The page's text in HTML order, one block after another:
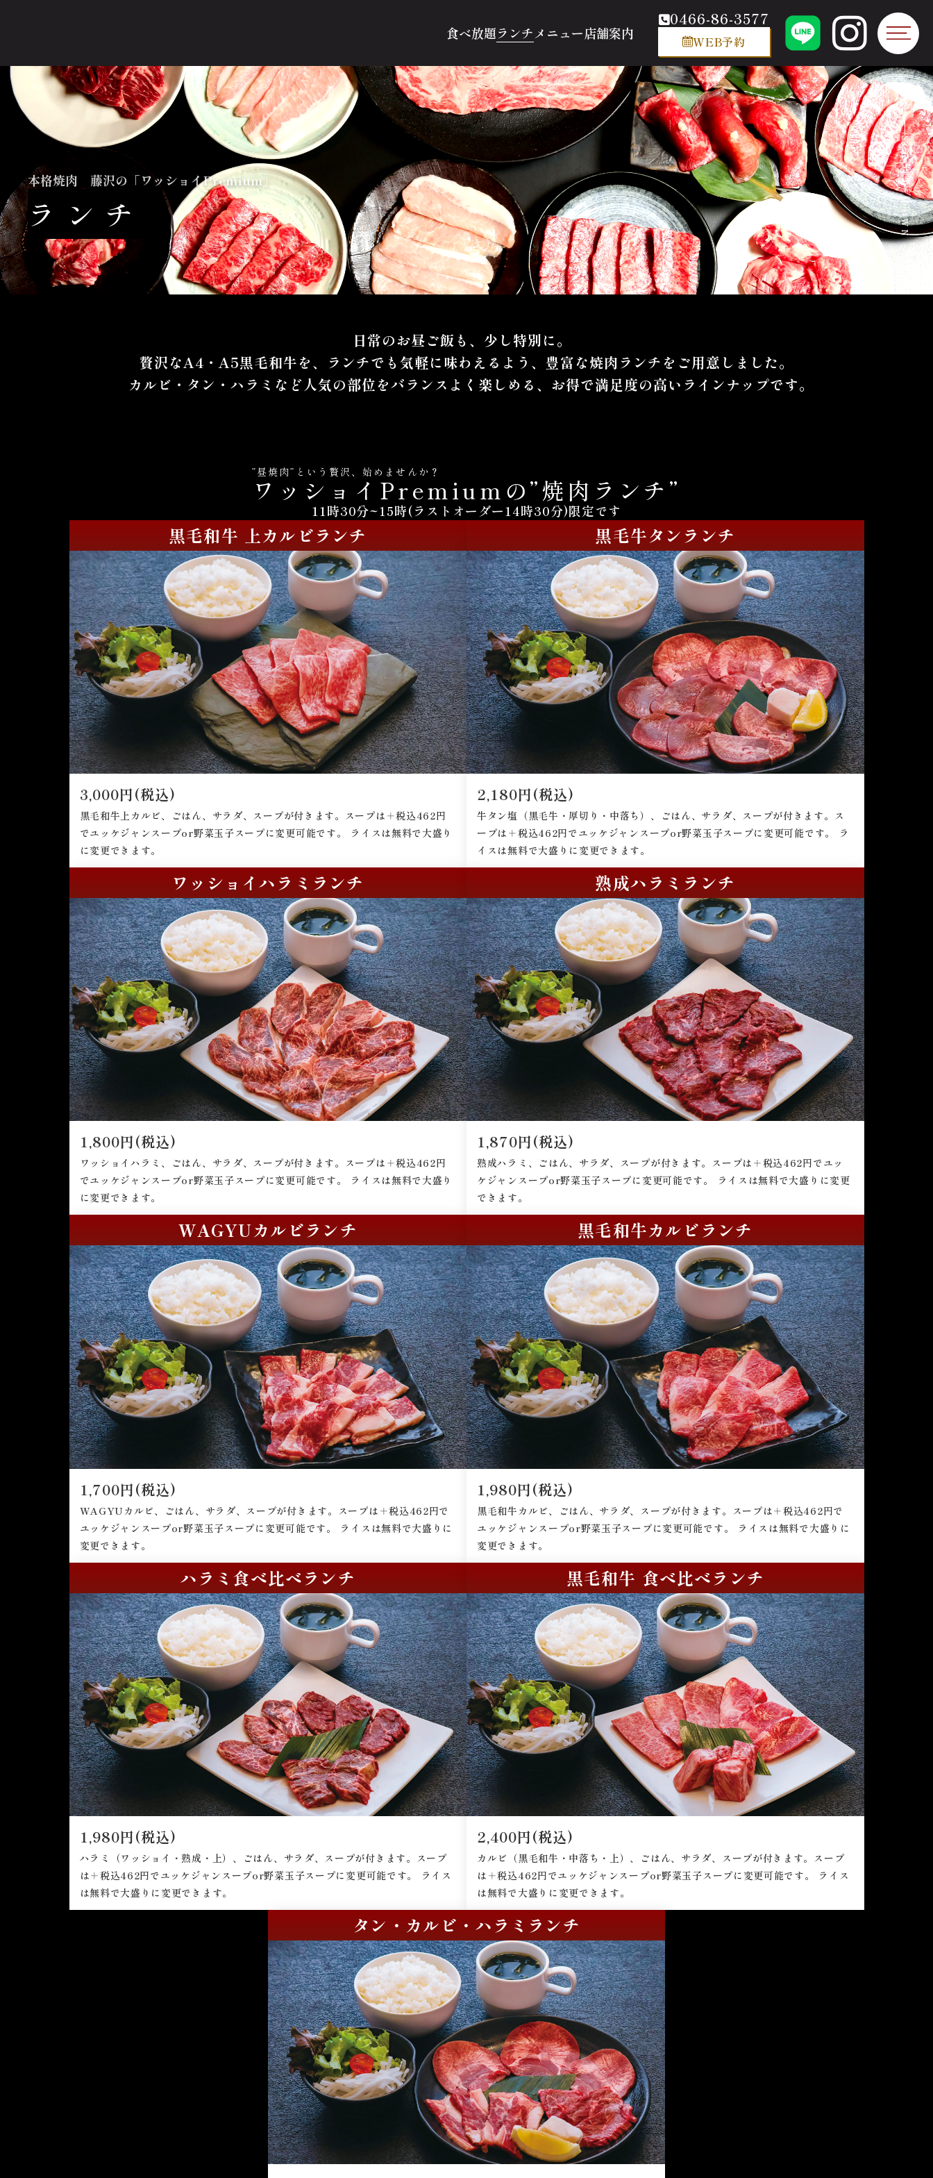
食べ放題ランチメニュー店舗案内
0466-86-3577
WEB予約
本格焼肉 藤沢の「ワッショイPremium」
ランチ SCROLL DOWN
日常のお昼ご飯も、少し特別に。
贅沢なA4・A5黒毛和牛を、ランチでも気軽に味わえるよう、豊富な焼肉ランチをご用意しました。
カルビ・タン・ハラミなど人気の部位をバランスよく楽しめる、お得で満足度の高いラインナップです。
”昼焼肉”という贅沢、始めませんか？
ワッショイPremiumの”焼肉ランチ”
11時30分~15時(ラストオーダー14時30分)限定です
黒毛和牛 上カルビランチ
3,000円(税込)
黒毛和牛上カルビ、ごはん、サラダ、スープが付きます。スープは＋税込462円
でユッケジャンスープor野菜玉子スープに変更可能です。 ライスは無料で大盛り
に変更できます。
黒毛牛タンランチ
2,180円(税込)
牛タン塩（黒毛牛・厚切り・中落ち）、ごはん、サラダ、スープが付きます。ス
ープは＋税込462円でユッケジャンスープor野菜玉子スープに変更可能です。 ラ
イスは無料で大盛りに変更できます。
ワッショイハラミランチ
1,800円(税込)
ワッショイハラミ、ごはん、サラダ、スープが付きます。スープは＋税込462円
でユッケジャンスープor野菜玉子スープに変更可能です。 ライスは無料で大盛り
に変更できます。
熟成ハラミランチ
1,870円(税込)
熟成ハラミ、ごはん、サラダ、スープが付きます。スープは＋税込462円でユッ
ケジャンスープor野菜玉子スープに変更可能です。 ライスは無料で大盛りに変更
できます。
WAGYUカルビランチ
1,700円(税込)
WAGYUカルビ、ごはん、サラダ、スープが付きます。スープは＋税込462円で
ユッケジャンスープor野菜玉子スープに変更可能です。 ライスは無料で大盛りに
変更できます。
黒毛和牛カルビランチ
1,980円(税込)
黒毛和牛カルビ、ごはん、サラダ、スープが付きます。スープは＋税込462円で
ユッケジャンスープor野菜玉子スープに変更可能です。 ライスは無料で大盛りに
変更できます。
ハラミ食べ比べランチ
1,980円(税込)
ハラミ（ワッショイ・熟成・上）、ごはん、サラダ、スープが付きます。スープ
は＋税込462円でユッケジャンスープor野菜玉子スープに変更可能です。 ライス
は無料で大盛りに変更できます。
黒毛和牛 食べ比べランチ
2,400円(税込)
カルビ（黒毛和牛・中落ち・上）、ごはん、サラダ、スープが付きます。スープ
は＋税込462円でユッケジャンスープor野菜玉子スープに変更可能です。 ライス
は無料で大盛りに変更できます。
タン・カルビ・ハラミランチ